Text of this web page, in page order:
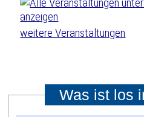
weitere Veranstaltungen
Was ist los